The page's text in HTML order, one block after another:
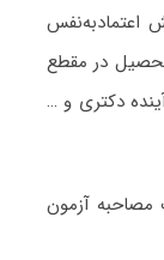
اعتمادبه‌نفس
در مقطع
دکتری و …
آزمون